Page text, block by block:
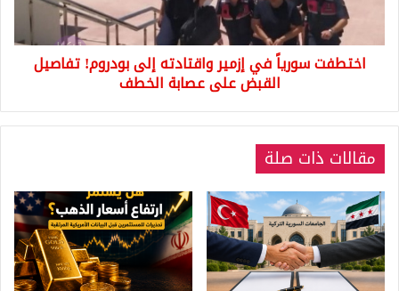
القبض
اختطفت سورياً في إزمير واقتادته إلى بودروم! تفاصيل
القبض على عصابة الخطف
مقالات ذات صلة